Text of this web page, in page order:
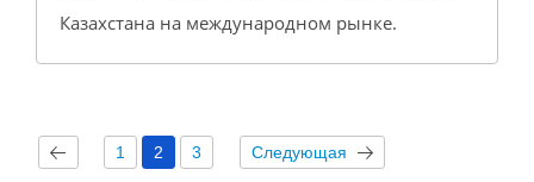
Казахстана на международном рынке.
1 2 3 Следующая